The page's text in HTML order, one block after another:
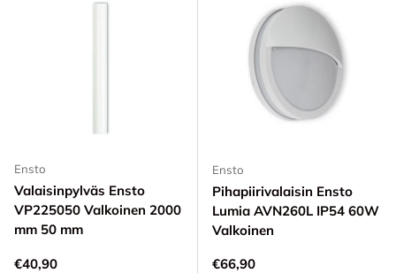
Ensto
Valaisinpylväs Ensto
VP225050 Valkoinen 2000
mm 50 mm
Normaali hinta
€40,90
Ensto
Pihapiirivalaisin Ensto
Lumia AVN260L IP54 60W
Valkoinen
Normaali hinta
€66,90